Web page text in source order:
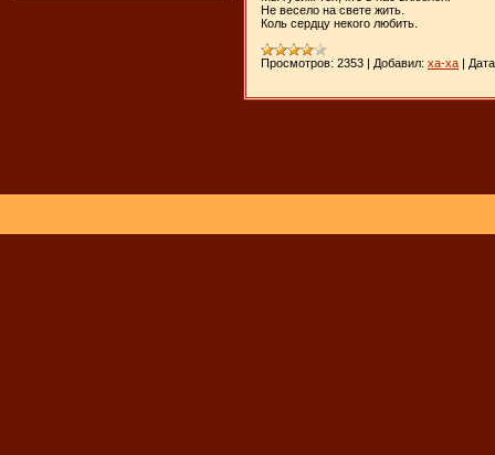
Не весело на свете жить.
Коль сердцу некого любить.
Просмотров: 2353 Добавил: xa-xa